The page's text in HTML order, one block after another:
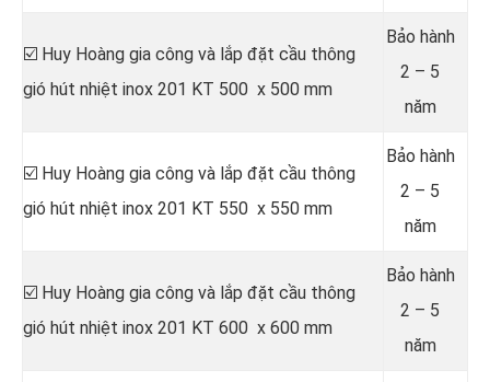
☑️ Huy Hoàng gia công và lắp đặt cầu thông
gió hút nhiệt inox 201 KT 500 x 500 mm
Bảo hành
2 – 5
năm
☑️ Huy Hoàng gia công và lắp đặt cầu thông
gió hút nhiệt inox 201 KT 550 x 550 mm
Bảo hành
2 – 5
năm
☑️ Huy Hoàng gia công và lắp đặt cầu thông
gió hút nhiệt inox 201 KT 600 x 600 mm
Bảo hành
2 – 5
năm